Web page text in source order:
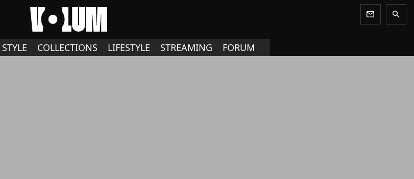
newsletter search
STYLE COLLECTIONS LIFESTYLE STREAMING FORUM